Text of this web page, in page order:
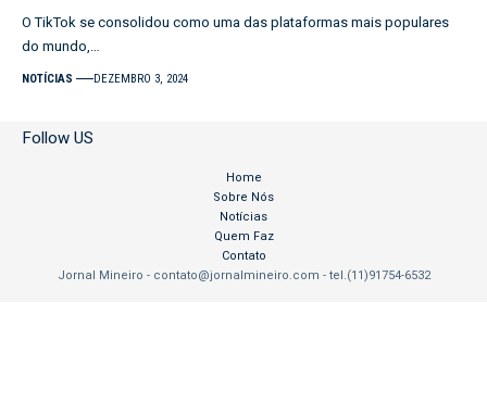
O TikTok se consolidou como uma das plataformas mais populares
do mundo,…
NOTÍCIAS DEZEMBRO 3, 2024
Follow US
Jornal Mineiro - contato@jornalmineiro.com - tel.(11)91754-6532
Home
Sobre Nós
Notícias
Quem Faz
Contato